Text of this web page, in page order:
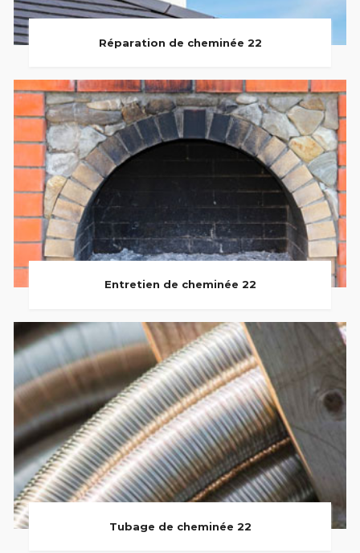
Réparation de cheminée 22
Entretien de cheminée 22
Tubage de cheminée 22